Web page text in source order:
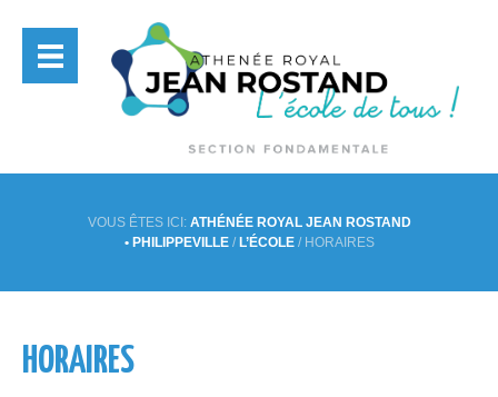
VOUS ÊTES ICI: ATHÉNÉE ROYAL JEAN ROSTAND
• PHILIPPEVILLE/ L’ÉCOLE/ HORAIRES
HORAIRES